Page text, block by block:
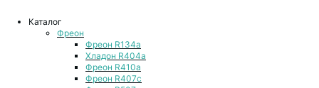
Каталог
Фреон
Фреон R134a
Хладон R404a
Фреон R410a
Фреон R407с